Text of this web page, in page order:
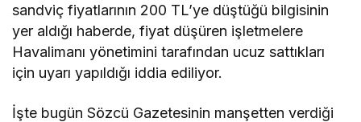
sandviç fiyatlarının 200 TL’ye düştüğü bilgisinin
yer aldığı haberde, fiyat düşüren işletmelere
Havalimanı yönetimini tarafından ucuz sattıkları
için uyarı yapıldığı iddia ediliyor.
İşte bugün Sözcü Gazetesinin manşetten verdiği